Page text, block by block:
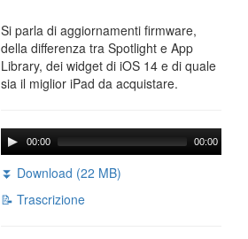
Si parla di aggiornamenti firmware,
della differenza tra Spotlight e App
Library, dei widget di iOS 14 e di quale
sia il miglior iPad da acquistare.
00:00 00:00
⏬ Download (22 MB)
📝 Trascrizione